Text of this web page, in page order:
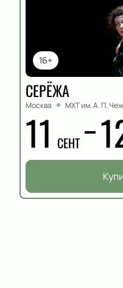
16+
СЕРЁЖА
Москва МХТ им. А. П.
11 СЕНТ